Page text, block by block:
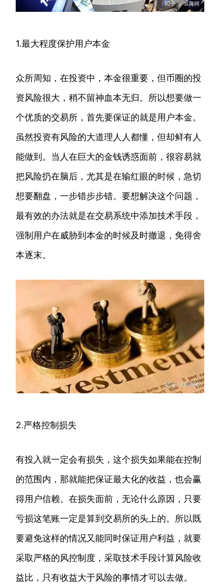
1.最大程度保护用户本金
众所周知，在投资中，本金很重要，但币圈的投
资风险很大，稍不留神血本无归。所以想要做一
个优质的交易所，首先要保证的就是用户本金。
虽然投资有风险的大道理人人都懂，但却鲜有人
能做到。当人在巨大的金钱诱惑面前，很容易就
把风险扔在脑后，尤其是在输红眼的时候，急切
想要翻盘，一步错步步错。要想解决这个问题，
最有效的办法就是在交易系统中添加技术手段，
强制用户在威胁到本金的时候及时撤退，免得舍
本逐末。
2.严格控制损失
有投入就一定会有损失，这个损失如果能在控制
的范围内，那就能把保证最大化的收益，也会赢
得用户信赖。在损失面前，无论什么原因，只要
亏损这笔账一定是算到交易所的头上的。所以既
要避免这样的情况又能同时保证用户利益，就要
采取严格的风控制度，采取技术手段计算风险收
益比，只有收益大于风险的事情才可以去做。